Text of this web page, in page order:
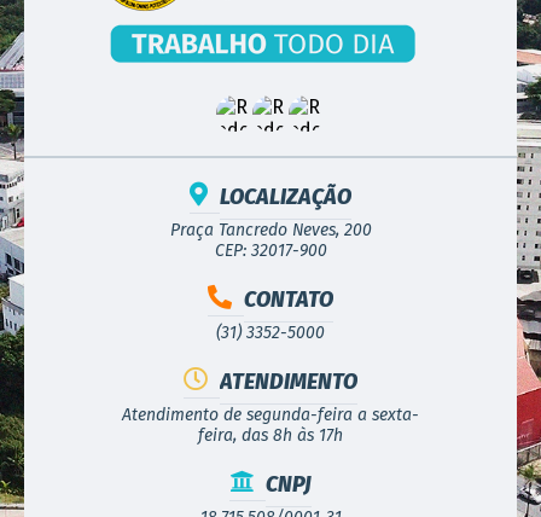
LOCALIZAÇÃO
Praça Tancredo Neves, 200
CEP: 32017-900
CONTATO
(31) 3352-5000
ATENDIMENTO
Atendimento de segunda-feira a sexta-
feira, das 8h às 17h
CNPJ